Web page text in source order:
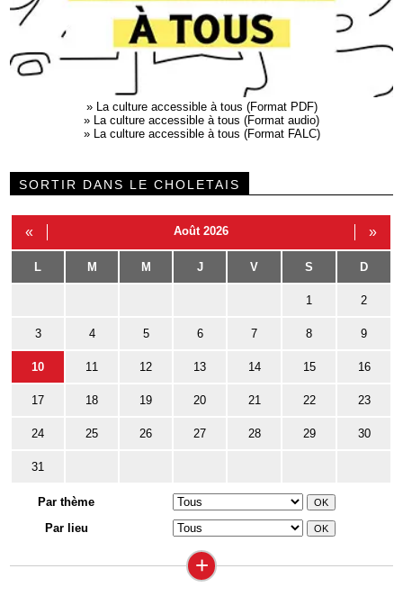
» La culture accessible à tous (Format PDF)
» La culture accessible à tous (Format audio)
» La culture accessible à tous (Format FALC)
SORTIR DANS LE CHOLETAIS
« Août 2026 »
L M M J V S D
1 2
3 4 5 6 7 8 9
10 11 12 13 14 15 16
17 18 19 20 21 22 23
24 25 26 27 28 29 30
31
Par thème
Par lieu
+